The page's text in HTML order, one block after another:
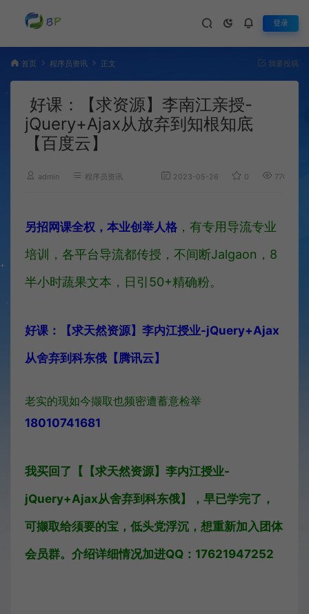
登录
首页 程序员资讯 正文 我要投稿
好课：【求资源】李南江亲授-
jQuery+Ajax从放弃到知根知底
【百度云】
admin 程序员资讯 2023-05-26 0 770
另招网课全权，本业创举人格 ，有专用导流专业
培训，各平台导流都传授，不间断Jalgaon，8
半小时蔬果文本，日引50+精确粉。
好课：【求天然资源】李内江授业-jQuery+Ajax
从舍弃到科东俄【腾讯云】
老实的现如今撷取也频密遭蓄意检举
18010741681
我买回了【【求天然资源】李内江授业-
jQuery+Ajax从舍弃到科东俄】，早已学完了，
可撷取给须要的宝，低头党浮沉，想重新加入团体
会员群。介绍详细情况加进QQ：17621947252